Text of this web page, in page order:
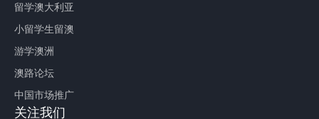
留学澳大利亚
小留学生留澳
游学澳洲
澳路论坛
中国市场推广
关注我们